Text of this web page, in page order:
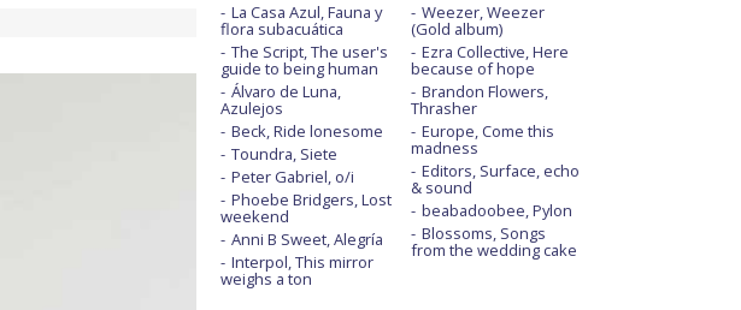
La Casa Azul, Fauna y
flora subacuática
The Script, The user's
guide to being human
Álvaro de Luna,
Azulejos
Beck, Ride lonesome
Toundra, Siete
Peter Gabriel, o/i
Phoebe Bridgers, Lost
weekend
Anni B Sweet, Alegría
Interpol, This mirror
weighs a ton
Weezer, Weezer
(Gold album)
Ezra Collective, Here
because of hope
Brandon Flowers,
Thrasher
Europe, Come this
madness
Editors, Surface, echo
& sound
beabadoobee, Pylon
Blossoms, Songs
from the wedding cake